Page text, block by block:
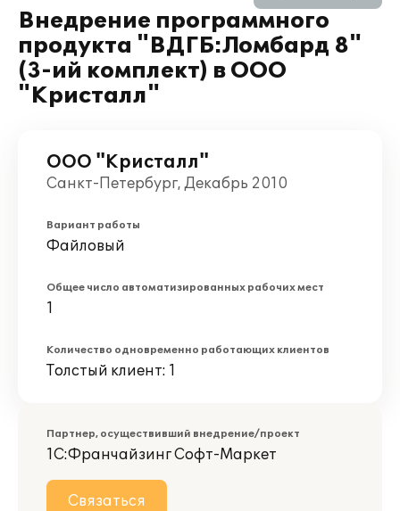
Внедрение программного
продукта "ВДГБ:Ломбард 8"
(3-ий комплект) в ООО
"Кристалл"
ООО "Кристалл"
Санкт-Петербург, Декабрь 2010
Вариант работы
Файловый
Общее число автоматизированных рабочих мест
1
Количество одновременно работающих клиентов
Толстый клиент: 1
Партнер, осуществивший внедрение/проект
1С:Франчайзинг Софт-Маркет
Связаться